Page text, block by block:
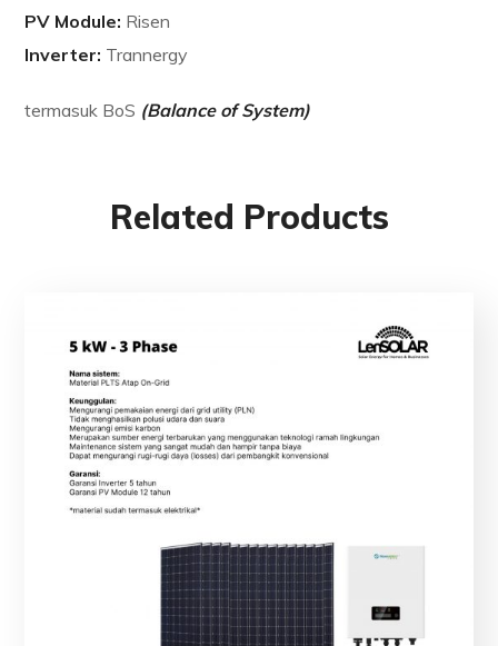
PV Module: Risen
Inverter: Trannergy
termasuk BoS (Balance of System)
Related Products